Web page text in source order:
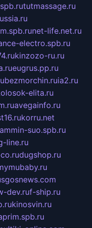
tutmassage.ru
net-life.net.ru
electro.spb.ru
kinzozo-ru.ru
eugrus.pp.ru
bezmorchin.ruia2.ru
elita.ru
avegainfo.ru
korru.net
suo.spb.ru
line.ru
dugshop.ru
dev.ruf-ship.ru
kinosvin.ru